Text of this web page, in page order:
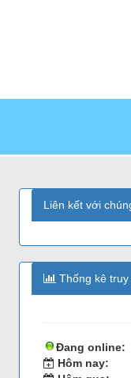
Liên kết với
Thống kê truy
Đang online:
Hôm nay: